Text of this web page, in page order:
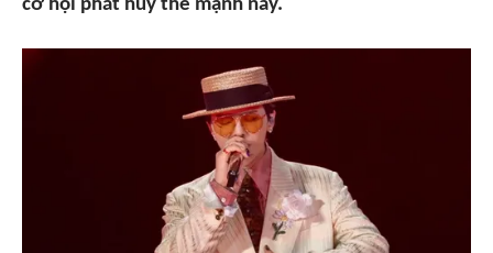
cơ hội phát huy thế mạnh này.